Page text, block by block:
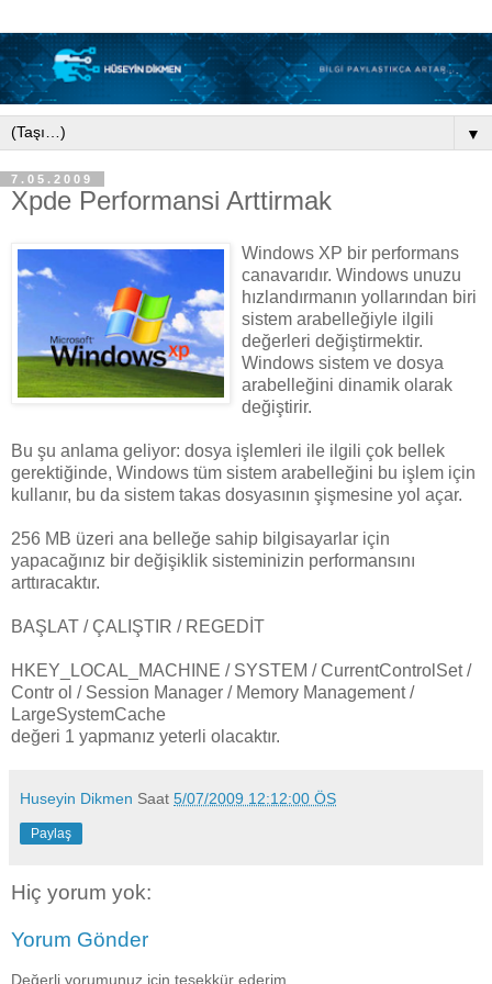
▼
7.05.2009
Xpde Performansi Arttirmak
Windows XP bir performans
canavarıdır. Windows unuzu
hızlandırmanın yollarından biri
sistem arabelleğiyle ilgili
değerleri değiştirmektir.
Windows sistem ve dosya
arabelleğini dinamik olarak
değiştirir.
Bu şu anlama geliyor: dosya işlemleri ile ilgili çok bellek
gerektiğinde, Windows tüm sistem arabelleğini bu işlem için
kullanır, bu da sistem takas dosyasının şişmesine yol açar.
256 MB üzeri ana belleğe sahip bilgisayarlar için
yapacağınız bir değişiklik sisteminizin performansını
arttıracaktır.
BAŞLAT / ÇALIŞTIR / REGEDİT
HKEY_LOCAL_MACHINE / SYSTEM / CurrentControlSet /
Contr ol / Session Manager / Memory Management /
LargeSystemCache
değeri 1 yapmanız yeterli olacaktır.
Huseyin Dikmen Saat 5/07/2009 12:12:00 ÖS
Paylaş
Hiç yorum yok:
Yorum Gönder
Değerli yorumunuz için teşekkür ederim.